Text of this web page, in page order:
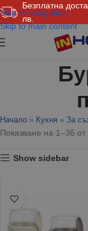
Безплатна
лв.
Skip to navigation
Skip to main content
Начало » Кухня » За
Показване на 1–36 от
Show sidebar